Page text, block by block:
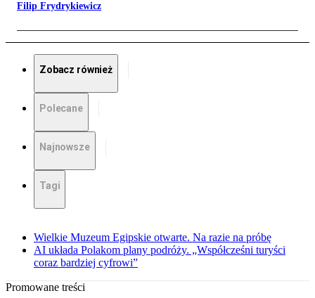
Filip Frydrykiewicz
Zobacz również
Polecane
Najnowsze
Tagi
Wielkie Muzeum Egipskie otwarte. Na razie na próbę
AI układa Polakom plany podróży. „Współcześni turyści
coraz bardziej cyfrowi”
Promowane treści